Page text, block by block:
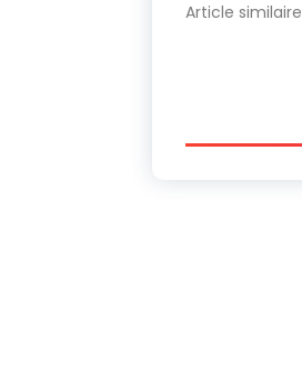
Article similaire